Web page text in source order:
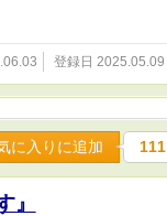
登録日 2025.05.09
に入りに追加 111
』